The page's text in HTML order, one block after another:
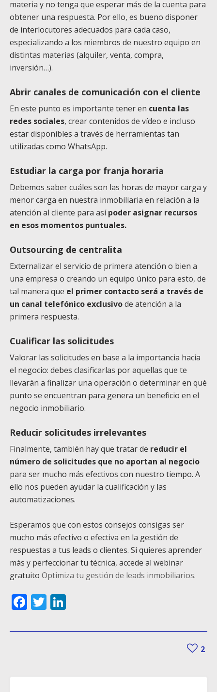
materia y no tenga que esperar más de la cuenta para
obtener una respuesta. Por ello, es bueno disponer
de interlocutores adecuados para cada caso,
especializando a los miembros de nuestro equipo en
distintas materias (alquiler, venta, compra,
inversión…).
Abrir canales de comunicación con el cliente
En este punto es importante tener en cuenta las
redes sociales, crear contenidos de vídeo e incluso
estar disponibles a través de herramientas tan
utilizadas como WhatsApp.
Estudiar la carga por franja horaria
Debemos saber cuáles son las horas de mayor carga y
menor carga en nuestra inmobiliaria en relación a la
atención al cliente para asípoder asignar recursos
en esos momentos puntuales.
Outsourcing de centralita
Externalizar el servicio de primera atención o bien a
una empresa o creando un equipo único para esto, de
tal manera que el primer contacto será a través de
un canal telefónico exclusivode atención a la
primera respuesta.
Cualificar las solicitudes
Valorar las solicitudes en base a la importancia hacia
el negocio: debes clasificarlas por aquellas que te
llevarán a finalizar una operación o determinar en qué
punto se encuentran para genera un beneficio en el
negocio inmobiliario.
Reducir solicitudes irrelevantes
Finalmente, también hay que tratar de reducir el
número de solicitudes que no aportan al negocio
para ser mucho más efectivos con nuestro tiempo. A
ello nos pueden ayudar la cualificación y las
automatizaciones.
Esperamos que con estos consejos consigas ser
mucho más efectivo o efectiva en la gestión de
respuestas a tus leads o clientes. Si quieres aprender
más y perfeccionar tu técnica, accede al webinar
gratuito Optimiza tu gestión de leads inmobiliarios.
Facebook
Twitter
2